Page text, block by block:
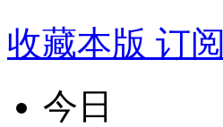
收藏本版 订阅
今日